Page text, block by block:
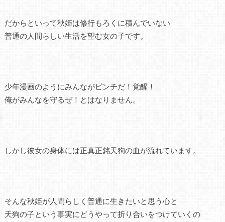
だからといって秋姫は修行もろくに積んでいない
普通の人間らしい生活を望む女の子です。
少年漫画のようにみんながピンチだ！覚醒！
俺がみんなを守るぜ！とはなりません。
しかし彼女の身体には正真正銘天狗の血が流れています。
そんな秋姫が人間らしく普通に生きたいと思う心と
天狗の子という事実にどうやって折り合いをつけていくの